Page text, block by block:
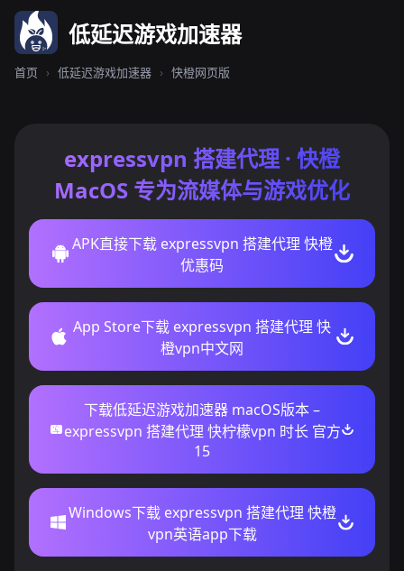
低延迟游戏加速器
首页 › 低延迟游戏加速器 › 快橙网页版
expressvpn 搭建代理 · 快橙
MacOS 专为流媒体与游戏优化
APK直接下载 expressvpn 搭建代理 快橙
优惠码
App Store下载 expressvpn 搭建代理 快
橙vpn中文网
下载低延迟游戏加速器 macOS版本 –
expressvpn 搭建代理 快柠檬vpn 时长 官方
15
Windows下载 expressvpn 搭建代理 快橙
vpn英语app下载